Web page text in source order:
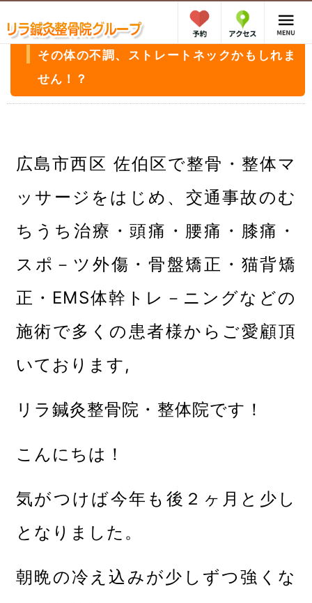
その体の不調、ストレートネックかもしれま
せん！？
広島市西区 佐伯区で整骨・整体マ
ッサージをはじめ、交通事故のむ
ちうち治療・頭痛・腰痛・膝痛・
スポ－ツ外傷・骨盤矯正・猫背矯
正・EMS体幹トレ－ニングなどの
施術で多くの患者様からご愛顧頂
いております,
リラ鍼灸整骨院・整体院です！
こんにちは！
気がつけば今年も後２ヶ月と少し
となりました。
朝晩の冷え込みが少しずつ強くな